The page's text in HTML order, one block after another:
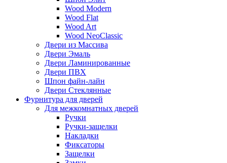
Wood Modern
Wood Flat
Wood Art
Wood NeoClassic
Двери из Массива
Двери Эмаль
Двери Ламинированные
Двери ПВХ
Шпон файн-лайн
Двери Стеклянные
Фурнитура для дверей
Для межкомнатных дверей
Ручки
Ручки-защелки
Накладки
Фиксаторы
Защелки